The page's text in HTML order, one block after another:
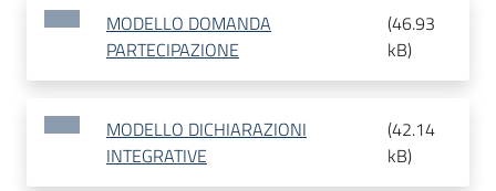
MODELLO DOMANDA
PARTECIPAZIONE
(46.93
kB)
MODELLO DICHIARAZIONI
INTEGRATIVE
(42.14
kB)